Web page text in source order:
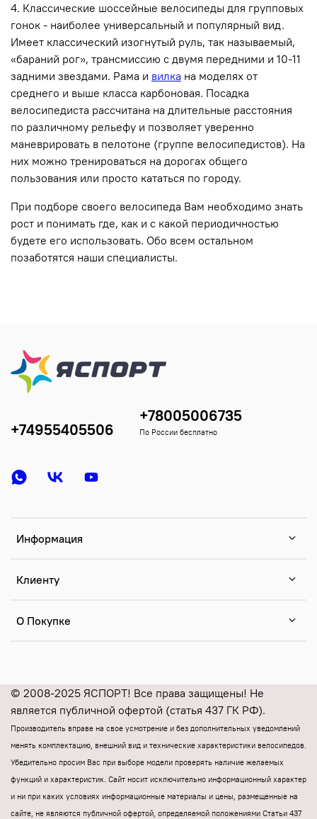
4. Классические шоссейные велосипеды для групповых
гонок - наиболее универсальный и популярный вид.
Имеет классический изогнутый руль, так называемый,
«бараний рог», трансмиссию с двумя передними и 10-11
задними звездами. Рама и вилка на моделях от
среднего и выше класса карбоновая. Посадка
велосипедиста рассчитана на длительные расстояния
по различному рельефу и позволяет уверенно
маневрировать в пелотоне (группе велосипедистов). На
них можно тренироваться на дорогах общего
пользования или просто кататься по городу.
При подборе своего велосипеда Вам необходимо знать
рост и понимать где, как и с какой периодичностью
будете его использовать. Обо всем остальном
позаботятся наши специалисты.
Информация
Клиенту
О Покупке
+74955405506
+78005006735
По России бесплатно
© 2008-2025 ЯСПОРТ! Все права защищены! Не
является публичной офертой (статья 437 ГК РФ).
Производитель вправе на свое усмотрение и без дополнительных уведомлений
менять комплектацию, внешний вид и технические характеристики велосипедов.
Убедительно просим Вас при выборе модели проверять наличие желаемых
функций и характеристик. Cайт носит исключительно информационный характер
и ни при каких условиях информационные материалы и цены, размещенные на
сайте, не являются публичной офертой, определяемой положениями Статьи 437